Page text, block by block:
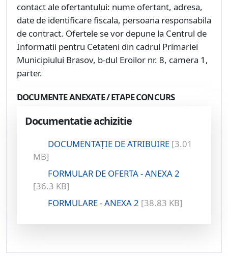
contact ale ofertantului: nume ofertant, adresa,
date de identificare fiscala, persoana responsabila
de contract. Ofertele se vor depune la Centrul de
Informatii pentru Cetateni din cadrul Primariei
Municipiului Brasov, b-dul Eroilor nr. 8, camera 1,
parter.
DOCUMENTE ANEXATE / ETAPE CONCURS
Documentatie achizitie
DOCUMENTAȚIE DE ATRIBUIRE [3.01
MB]
FORMULAR DE OFERTA - ANEXA 2
[36.3 KB]
FORMULARE - ANEXA 2 [38.83 KB]